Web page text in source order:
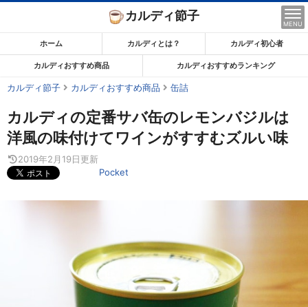
ン
ま
で
ス
キ
ッ
プ
カルディ節子
MENU
ホーム カルディとは？ カルディ初心者
カルディおすすめ商品 カルディおすすめランキング
カルディ節子 カルディおすすめ商品 缶詰
カルディの定番サバ缶のレモンバジルは
洋風の味付けてワインがすすむズルい味
2019年2月19日更新
Pocket